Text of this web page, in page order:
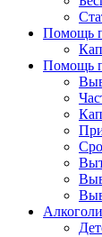
Помощь
Помощь